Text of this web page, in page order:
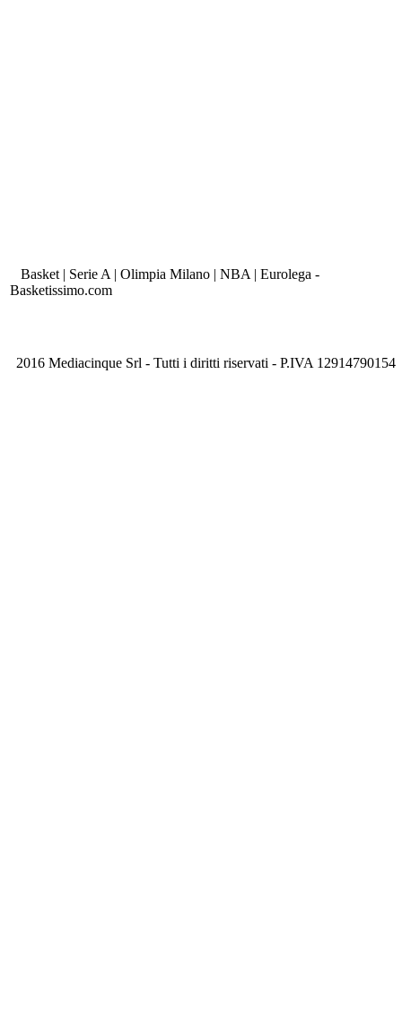
Basket | Serie A | Olimpia Milano | NBA | Eurolega -
Basketissimo.com
2016 Mediacinque Srl - Tutti i diritti riservati - P.IVA 12914790154